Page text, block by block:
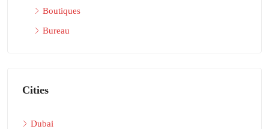
Boutiques
Bureau
Cities
Dubai